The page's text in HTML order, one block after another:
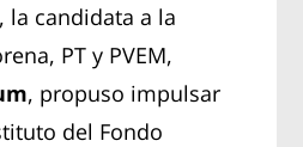
la candidata a la
PT y PVEM,
, propuso impulsar
del Fondo